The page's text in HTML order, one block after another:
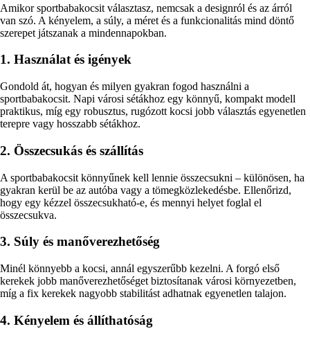
Amikor sportbabakocsit választasz, nemcsak a designról és az árról
van szó. A kényelem, a súly, a méret és a funkcionalitás mind döntő
szerepet játszanak a mindennapokban.
1. Használat és igények
Gondold át, hogyan és milyen gyakran fogod használni a
sportbabakocsit. Napi városi sétákhoz egy könnyű, kompakt modell
praktikus, míg egy robusztus, rugózott kocsi jobb választás egyenetlen
terepre vagy hosszabb sétákhoz.
2. Összecsukás és szállítás
A sportbabakocsit könnyűnek kell lennie összecsukni – különösen, ha
gyakran kerül be az autóba vagy a tömegközlekedésbe. Ellenőrizd,
hogy egy kézzel összecsukható-e, és mennyi helyet foglal el
összecsukva.
3. Súly és manőverezhetőség
Minél könnyebb a kocsi, annál egyszerűbb kezelni. A forgó első
kerekek jobb manőverezhetőséget biztosítanak városi környezetben,
míg a fix kerekek nagyobb stabilitást adhatnak egyenetlen talajon.
4. Kényelem és állíthatóság